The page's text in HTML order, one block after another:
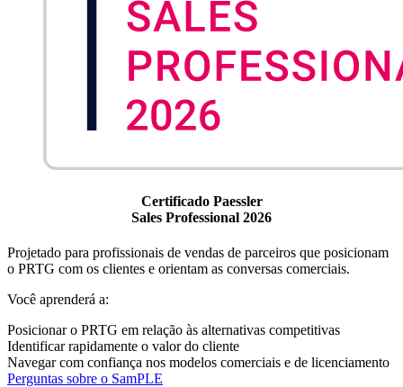
Certificado Paessler
Sales Professional 2026
Projetado para profissionais de vendas de parceiros que posicionam
o PRTG com os clientes e orientam as conversas comerciais.
Você aprenderá a:
Posicionar o PRTG em relação às alternativas competitivas
Identificar rapidamente o valor do cliente
Navegar com confiança nos modelos comerciais e de licenciamento
Perguntas sobre o SamPLE